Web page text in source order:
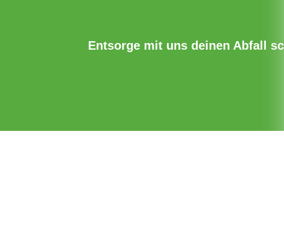
Entsorge mit uns deinen Abfall